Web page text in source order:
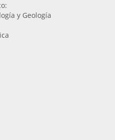
y Geología